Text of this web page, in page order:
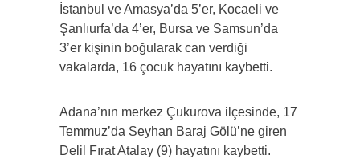
İstanbul ve Amasya’da 5’er, Kocaeli ve
Şanlıurfa’da 4’er, Bursa ve Samsun’da
3’er kişinin boğularak can verdiği
vakalarda, 16 çocuk hayatını kaybetti.
Adana’nın merkez Çukurova ilçesinde, 17
Temmuz’da Seyhan Baraj Gölü’ne giren
Delil Fırat Atalay (9) hayatını kaybetti.